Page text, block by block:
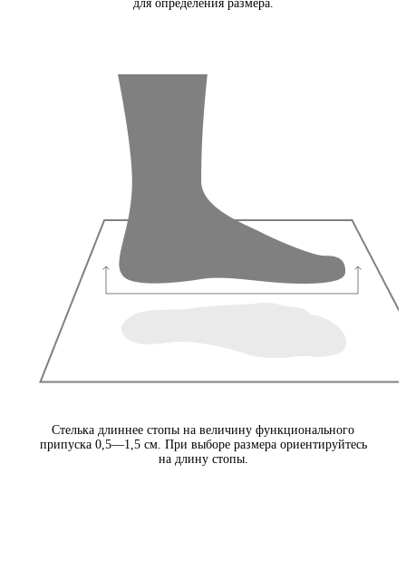
для определения размера.
Стелька длиннее стопы на величину функционального
припуска 0,5—1,5 см. При выборе размера ориентируйтесь
на длину стопы.